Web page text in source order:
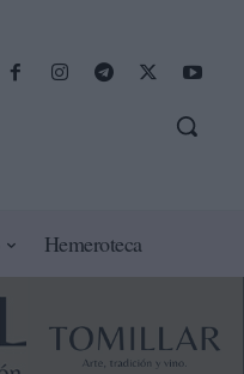
Hemeroteca